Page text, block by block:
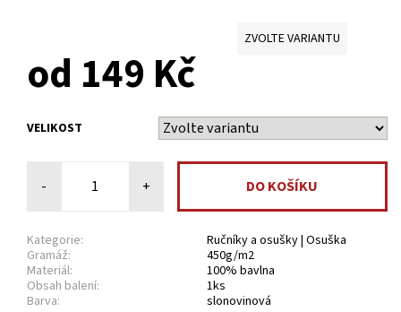
ZVOLTE VARIANTU
od 149 Kč
VELIKOST
- +
Kategorie:
Ručníky a osušky | Osuška
Gramáž:
450g/m2
Materiál:
100% bavlna
Obsah balení:
1ks
Barva:
slonovinová